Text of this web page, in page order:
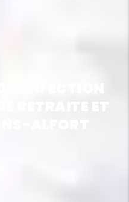
RETRAITE ET
ALFORT